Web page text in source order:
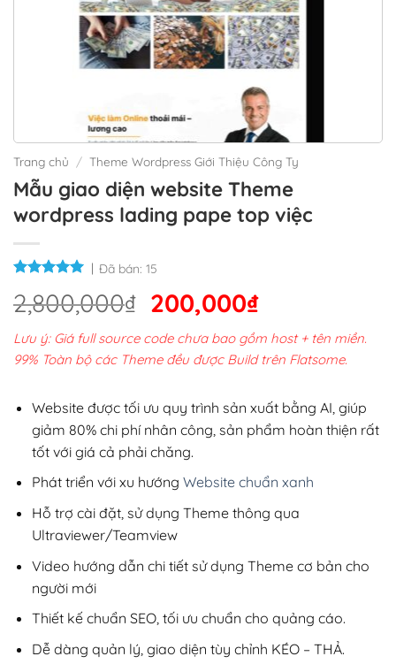
Trang chủ / Theme Wordpress Giới Thiệu Công Ty
Mẫu giao diện website Theme
wordpress lading pape top việc
Đã bán: 15
2,800,000₫ Giá
gốc
là:
2,800,000₫.
200,000₫Giá
hiện
tại
200,000₫.
Lưu ý: Giá full source code chưa bao gồm host + tên miền.
99% Toàn bộ các Theme đều được Build trên Flatsome.
Website được tối ưu quy trình sản xuất bằng AI, giúp
giảm 80% chi phí nhân công, sản phẩm hoàn thiện rất
tốt với giá cả phải chăng.
Phát triển với xu hướng Website chuẩn xanh
Hỗ trợ cài đặt, sử dụng Theme thông qua
Ultraviewer/Teamview
Video hướng dẫn chi tiết sử dụng Theme cơ bản cho
người mới
Thiết kế chuẩn SEO, tối ưu chuẩn cho quảng cáo.
Dễ dàng quản lý, giao diện tùy chỉnh KÉO – THẢ.